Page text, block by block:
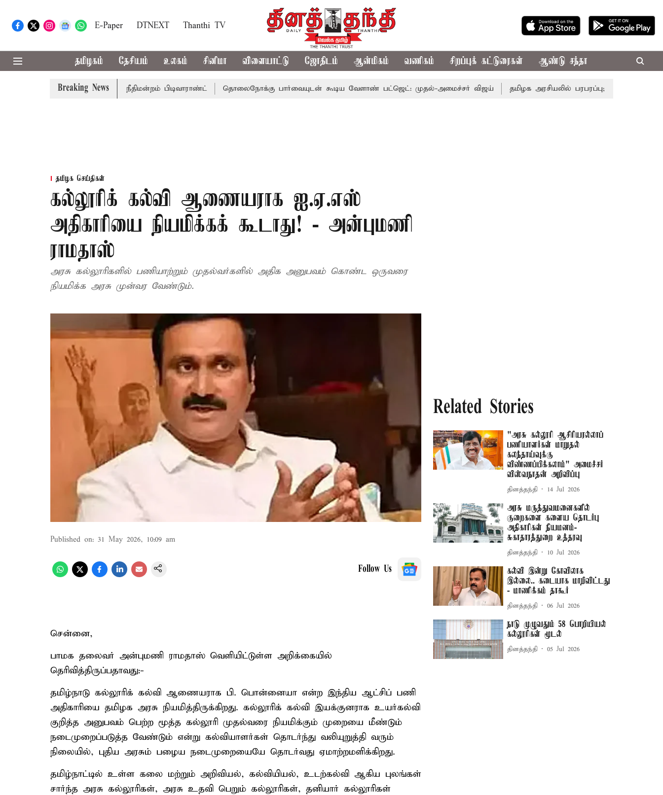
E-Paper DTNEXT Thanthi TV
தமிழகம் தேசியம் உலகம் சினிமா விளையாட்டு ஜோதிடம் ஆன்மிகம் வணிகம் சிறப்புக் கட்டுரைகள் ஆண்டு சந்தா
Breaking News
பொன்முடிக்கு சென்னை நீதிமன்றம் பிடிவாராண்ட் தொலைநோக்கு பார்வையுடன் கூடிய வேளாண் பட்ஜெட்: முதல்-அமைச்சர் விஜய் தமிழக அரசியலில் பரபரப்பு; அமைச்சர் ஆனந்த் உடன்
தமிழக செய்திகள்
கல்லூரிக் கல்வி ஆணையராக ஐ.ஏ.எஸ்
அதிகாரியை நியமிக்கக் கூடாது! - அன்புமணி
ராமதாஸ்
அரசு கல்லூரிகளில் பணியாற்றும் முதல்வர்களில் அதிக அனுபவம் கொண்ட ஒருவரை
நியமிக்க அரசு முன்வர வேண்டும்.
Published on: 31 May 2026, 10:09 am
Follow Us
சென்னை,
பாமக தலைவர் அன்புமணி ராமதாஸ் வெளியிட்டுள்ள அறிக்கையில்
தெரிவித்திருப்பதாவது:-
தமிழ்நாடு கல்லூரிக் கல்வி ஆணையராக பி. பொன்னையா என்ற இந்திய ஆட்சிப் பணி
அதிகாரியை தமிழக அரசு நியமித்திருக்கிறது. கல்லூரிக் கல்வி இயக்குனராக உயர்கல்வி
குறித்த அனுபவம் பெற்ற மூத்த கல்லூரி முதல்வரை நியமிக்கும் முறையை மீண்டும்
நடைமுறைப்படுத்த வேண்டும் என்று கல்வியாளர்கள் தொடர்ந்து வலியுறுத்தி வரும்
நிலையில், புதிய அரசும் பழைய நடைமுறையையே தொடர்வது ஏமாற்றமளிக்கிறது.
தமிழ்நாட்டில் உள்ள கலை மற்றும் அறிவியல், கல்வியியல், உடற்கல்வி ஆகிய புலங்கள்
சார்ந்த அரசு கல்லூரிகள், அரசு உதவி பெறும் கல்லூரிகள், தனியார் கல்லூரிகள்
Related Stories
"அரசு கல்லூரி ஆசிரியரல்லாப்
பணியாளர்கள் மாறுதல்
கலந்தாய்வுக்கு
விண்ணப்பிக்கலாம்" அமைச்சர்
விஸ்வநாதன் அறிவிப்பு
தினத்தந்தி 14 Jul 2026
அரசு மருத்துவமனைகளில்
குறைகளை களைய தொடர்பு
அதிகாரிகள் நியமனம்-
சுகாதாரத்துறை உத்தரவு
தினத்தந்தி 10 Jul 2026
கல்வி இன்று கோவிலாக
இல்லை.. கடையாக மாறிவிட்டது
- மாணிக்கம் தாகூர்
தினத்தந்தி 06 Jul 2026
நாடு முழுவதும் 58 பொறியியல்
கல்லூரிகள் மூடல்
தினத்தந்தி 05 Jul 2026